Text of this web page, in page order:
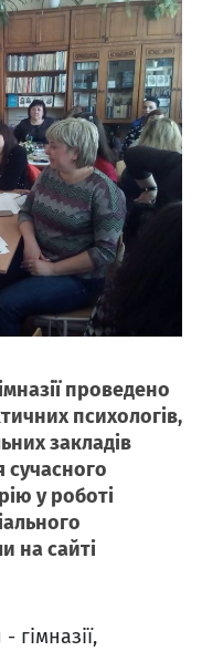
проведено
психологів,
закладів
сучасного
у роботі
на сайті